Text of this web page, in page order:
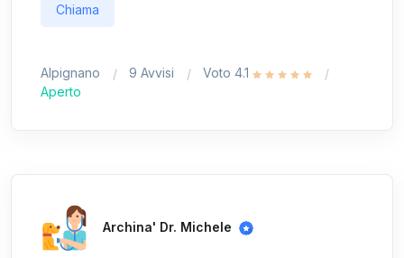
Chiama
Alpignano 9 Avvisi
Voto 4.1
Aperto
Archina' Dr. Michele